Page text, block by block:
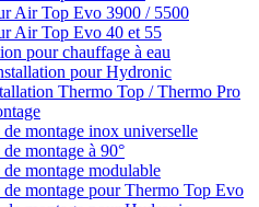
Air Top Evo 3900 / 5500
Air Top Evo 40 et 55
pour chauffage à eau
pour Hydronic
Thermo Top / Thermo Pro
de montage inox universelle
montage à 90°
de montage modulable
de montage pour Thermo Top Evo